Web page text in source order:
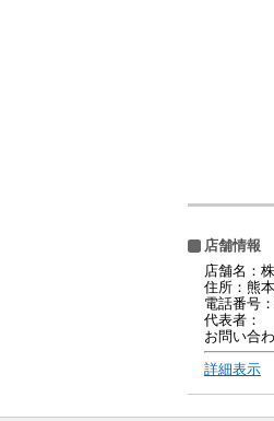
店舗情報
店舗名：
住所：熊
電話番号
代表者：
お問い合
詳細表示